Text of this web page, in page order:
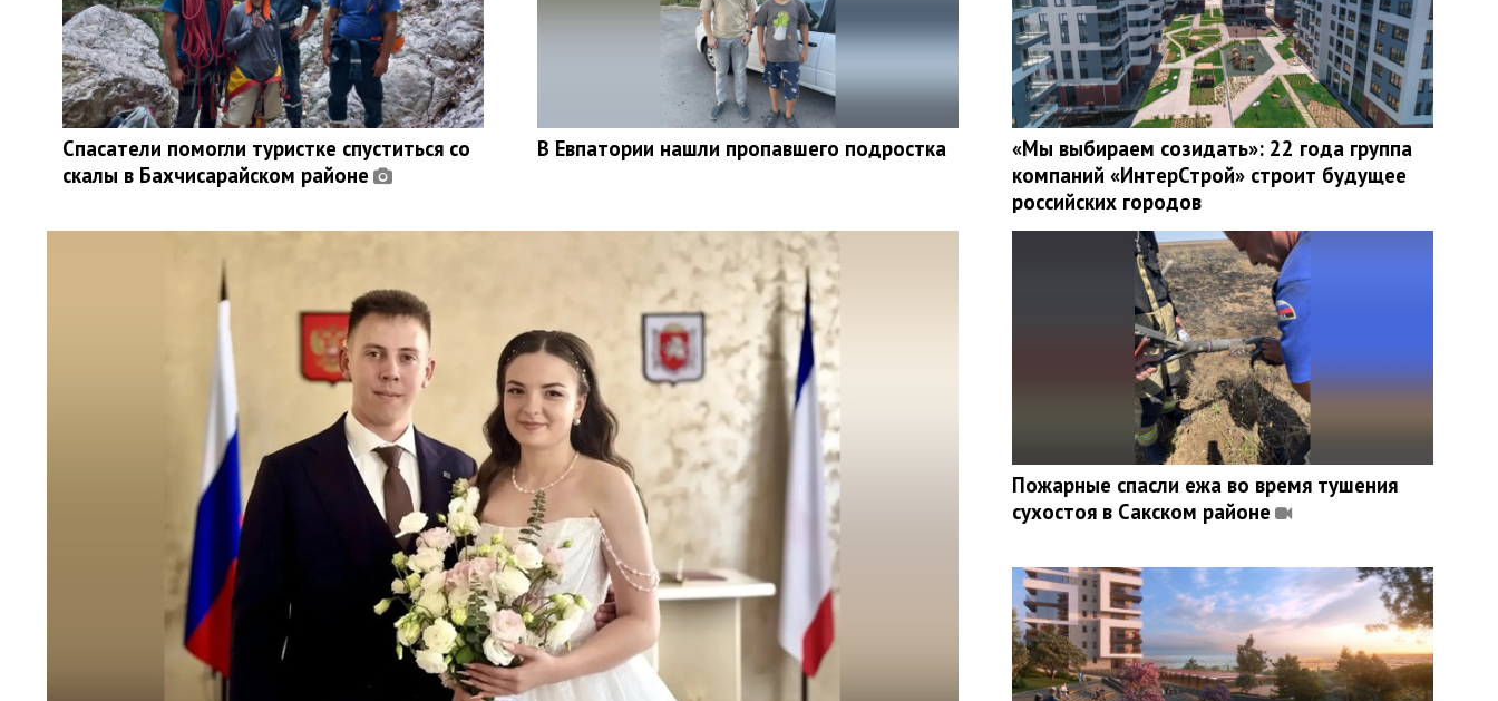
Спасатели помогли туристке спуститься со
скалы в Бахчисарайском районе
В Евпатории нашли пропавшего подростка
«Мы выбираем созидать»: 22 года группа
компаний «ИнтерСтрой» строит будущее
российских городов
Пожарные спасли ежа во время тушения
сухостоя в Сакском районе